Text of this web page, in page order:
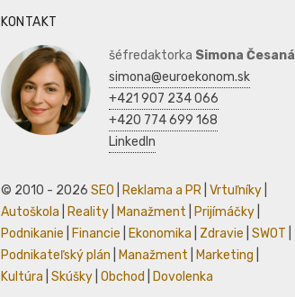
KONTAKT
šéfredaktorka Simona Česaná
simona@euroekonom.sk
+421 907 234 066
+420 774 699 168
LinkedIn
© 2010 - 2026 SEO Reklama a PR Vrtuľníky
Autoškola
Reality Manažment Prijímáčky
Podnikanie
Financie Ekonomika Zdravie SWOT
Podnikateľský plán
Manažment Marketing
Kultúra Skúšky Obchod Dovolenka